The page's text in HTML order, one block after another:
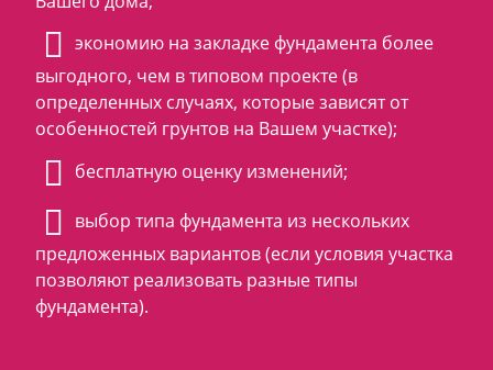
экономию на закладке фундамента более
выгодного, чем в типовом проекте (в
определенных случаях, которые зависят от
особенностей грунтов на Вашем участке);
бесплатную оценку изменений;
выбор типа фундамента из нескольких
предложенных вариантов (если условия участка
позволяют реализовать разные типы
фундамента).